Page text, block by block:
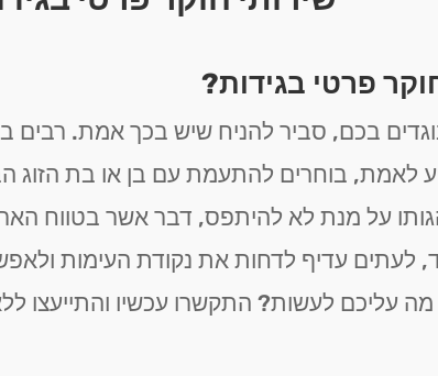
פרטי בגידות?
בכם, סביר להניח שיש בכך אמת. רבים
לאמת, בוחרים להתעמת עם בן או בת הזוג
על מנת לא להיתפס, דבר אשר בטווח
לעתים עדיף לדחות את נקודת העימות
עליכם לעשות? התקשרו עכשיו והתייעצו